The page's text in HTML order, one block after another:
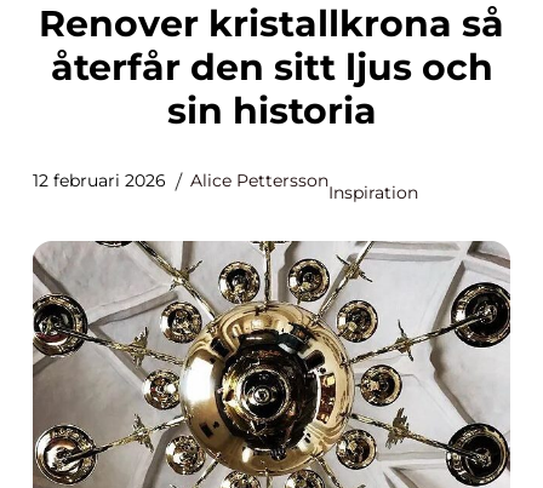
Renover kristallkrona så
återfår den sitt ljus och
sin historia
12 februari 2026 Alice Pettersson
Inspiration